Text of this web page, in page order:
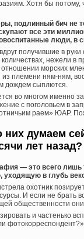
Хотя бы потому,
подлинный бич не
все эти
люди, в
получившие в
количествах, нежели
морских
из племени ням-ням,
дождем сыплются.
во многом именно за
с поголовьем в
раем» ЮАР.
думаем
лет назад?
— это всего
уходящую в глубь
охотник
И если не брать
общественности
и частенько